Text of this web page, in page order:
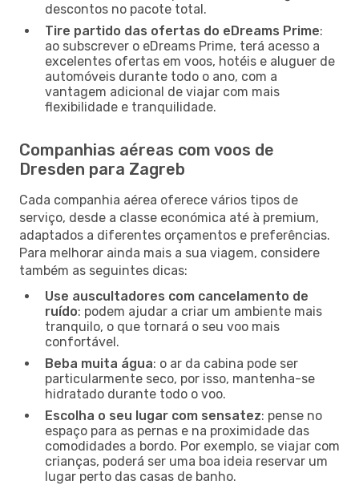
descontos no pacote total.
Tire partido das ofertas do eDreams Prime:
ao subscrever o eDreams Prime, terá acesso a
excelentes ofertas em voos, hotéis e aluguer de
automóveis durante todo o ano, com a
vantagem adicional de viajar com mais
flexibilidade e tranquilidade.
Companhias aéreas com voos de
Dresden para Zagreb
Cada companhia aérea oferece vários tipos de
serviço, desde a classe económica até à premium,
adaptados a diferentes orçamentos e preferências.
Para melhorar ainda mais a sua viagem, considere
também as seguintes dicas:
Use auscultadores com cancelamento de
ruído: podem ajudar a criar um ambiente mais
tranquilo, o que tornará o seu voo mais
confortável.
Beba muita água: o ar da cabina pode ser
particularmente seco, por isso, mantenha-se
hidratado durante todo o voo.
Escolha o seu lugar com sensatez: pense no
espaço para as pernas e na proximidade das
comodidades a bordo. Por exemplo, se viajar com
crianças, poderá ser uma boa ideia reservar um
lugar perto das casas de banho.